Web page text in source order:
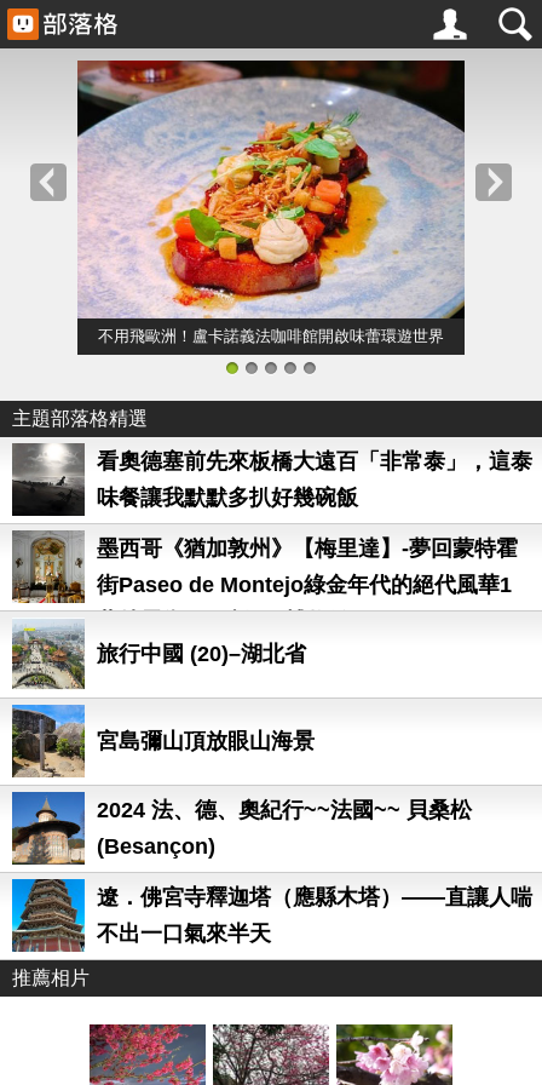
不用飛歐洲！盧卡諾義法咖啡館開啟味蕾環遊世界
主題部落格精選
看奧德塞前先來板橋大遠百「非常泰」，這泰
味餐讓我默默多扒好幾碗飯
墨西哥《猶加敦州》【梅里達】-夢回蒙特霍
街Paseo de Montejo綠金年代的絕代風華1
Casa Museo
旅行中國 (20)–湖北省
宮島彌山頂放眼山海景
2024 法、德、奧紀行~~法國~~ 貝桑松
(Besançon)
遼．佛宮寺釋迦塔（應縣木塔）——直讓人喘
不出一口氣來半天
推薦相片